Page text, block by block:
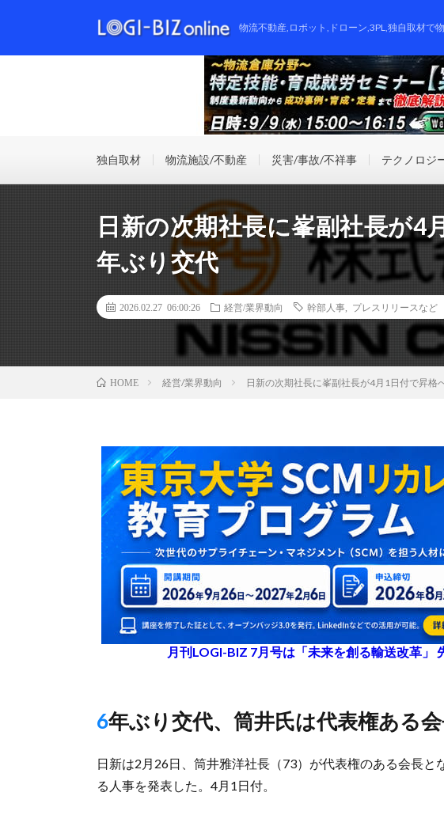
物流不動産,ロボット,ドローン,3PL,独自取材で
独自取材 物流施設/不動産 災害/事故/不祥事 テクノロジ
日新の次期社長に峯副社長が4
年ぶり交代
2026.02.27 06:00:26 経営/業界動向 幹部人事 プレスリリースなど
HOME 経営/業界動向 日新の次期社長に峯副社長が4月1日付で昇格
月刊LOGI-BIZ 7月号は「未来を創る輸送改革」
6年ぶり交代、筒井氏は代表権ある
日新は2月26日、筒井雅洋社長（73）が代表権のある会長
る人事を発表した。4月1日付。